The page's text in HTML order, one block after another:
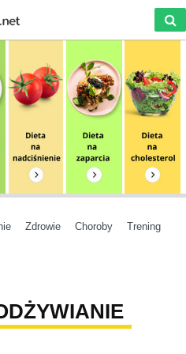
Zdrowie Choroby Trening